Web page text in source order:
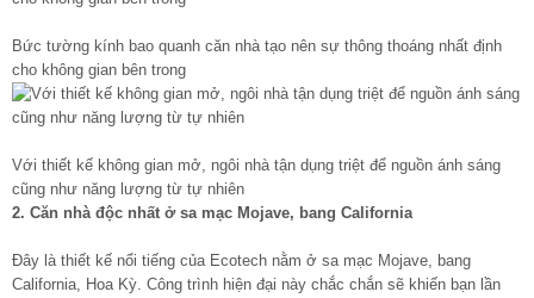
Bức tường kính bao quanh căn nhà tạo nên sự thông thoáng nhất định
cho không gian bên trong
Với thiết kế không gian mở, ngôi nhà tận dụng triệt để nguồn ánh sáng
cũng như năng lượng từ tự nhiên
2. Căn nhà độc nhất ở sa mạc Mojave, bang California
Đây là thiết kế nổi tiếng của Ecotech nằm ở sa mạc Mojave, bang
California, Hoa Kỳ. Công trình hiện đại này chắc chắn sẽ khiến bạn lần